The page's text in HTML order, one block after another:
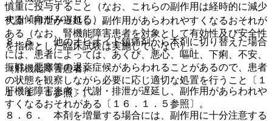
代謝・排泄が遅延し、副作用があらわれやすくなるおそれが
ある（なお、腎機能障害患者を対象として有効性及び安全性
を指標とした臨床試験は実施していない）。
（肝機能障害患者）
肝機能障害患者：代謝・排泄が遅延し、副作用があらわれや
すくなるおそれがある〔１６．１．５参照〕。
慎重に投与すること（なお、これらの副作用は経時的に減少
する傾向がみられる）。
８．５． 他のオピオイド鎮痛剤から本剤に切り替えた場合
には、患者によっては、あくび、悪心、嘔吐、下痢、不安、
振戦、悪寒等の退薬症候があらわれることがあるので、患者
の状態を観察しながら必要に応じ適切な処置を行うこと〔１
１．１．１参照〕。
８．６． 本剤を増量する場合には、副作用に十分注意する